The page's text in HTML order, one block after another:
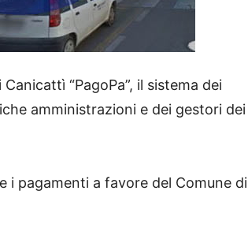
“PagoPa”, il sistema dei
amministrazioni e dei gestori dei
i pagamenti a favore del Comune di